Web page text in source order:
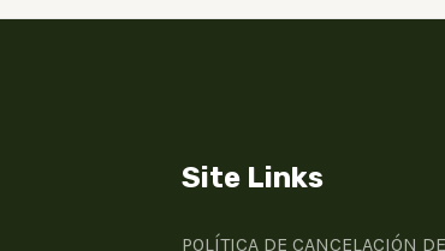
Site Links
POLÍTICA DE CANCELACIÓN